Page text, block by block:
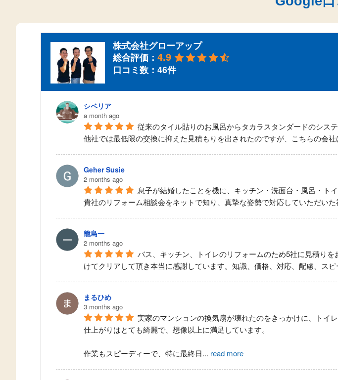
株式会社グローアップ
総合評価： 4.9
口コミ数：46件
シベリア
a month ago
従来のタイル貼りのお風呂からタカラスタンダードのシス
他社では最低限の交換に抑えた見積もりを出されたのですが、こちらの会社
Geher Susie
2 months ago
息子が結婚したことを機に、キッチン・洗面台・風呂・ト
貴社のリフォーム相談会をネットで知り、真摯な姿勢で対応していただいた
籠島一
2 months ago
バス、キッチン、トイレのリフォームのため5社に見積り
けてクリアして頂き本当に感謝しています。知識、価格、対応、配慮、スピ
まるひめ
3 months ago
実家のマンションの換気扇が壊れたのをきっかけに、トイ
仕上がりはとても綺麗で、想像以上に満足しています。
作業もスピーディーで、特に最終日... read more